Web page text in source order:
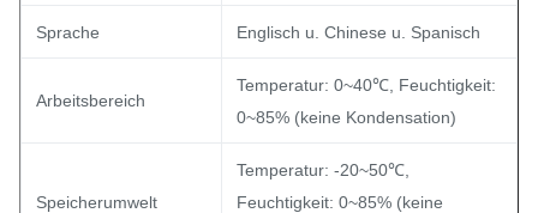
Sprache Englisch u. Chinese u. Spanisch
Arbeitsbereich
Temperatur: 0~40℃, Feuchtigkeit:
0~85% (keine Kondensation)
Speicherumwelt
Temperatur: -20~50℃,
Feuchtigkeit: 0~85% (keine